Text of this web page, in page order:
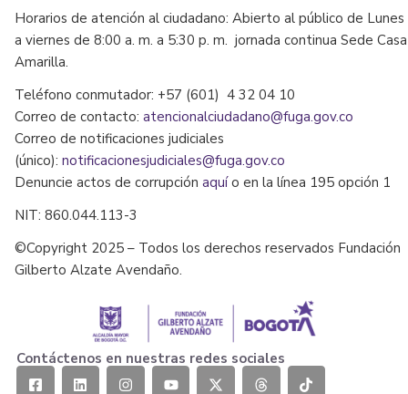
Horarios de atención al ciudadano: Abierto al público de Lunes
a viernes de 8:00 a. m. a 5:30 p. m. jornada continua Sede Casa
Amarilla.
Teléfono conmutador: +57 (601) 4 32 04 10
Correo de contacto: atencionalciudadano@fuga.gov.co
Correo de notificaciones judiciales
(único): notificacionesjudiciales@fuga.gov.co
Denuncie actos de corrupción aquío en la línea 195 opción 1
NIT: 860.044.113-3
©Copyright 2025 – Todos los derechos reservados Fundación
Gilberto Alzate Avendaño.
Contáctenos en nuestras redes sociales